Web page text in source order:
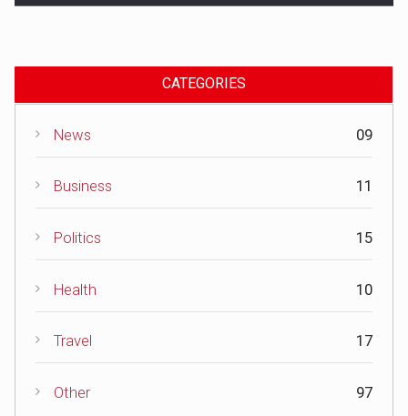
CATEGORIES
News 09
Business 11
Politics 15
Health 10
Travel 17
Other 97